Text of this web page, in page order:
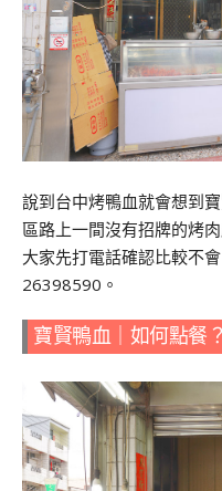
說到台中烤鴨血就會想到
區路上一間沒有招牌的烤
大家先打電話確認比較不
26398590。
寶賢鴨血｜如何點餐？